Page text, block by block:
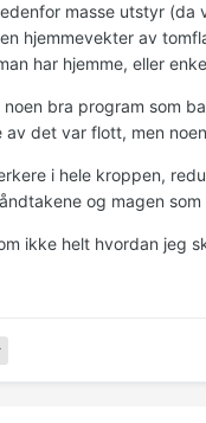
masse utstyr (da
hjemmevekter av
har hjemme, eller
noen bra program som
av det var flott, men
i hele kroppen,
og magen som
ikke helt hvordan jeg